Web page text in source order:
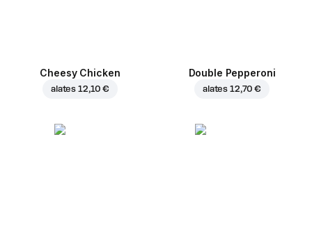
Cheesy Chicken
alates 12,10 €
Double Pepperoni
alates 12,70 €